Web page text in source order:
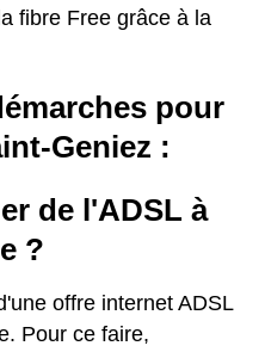
fibre Free grâce à la
pour
Geniez :
de l'ADSL à
?
offre internet ADSL
Pour ce faire,